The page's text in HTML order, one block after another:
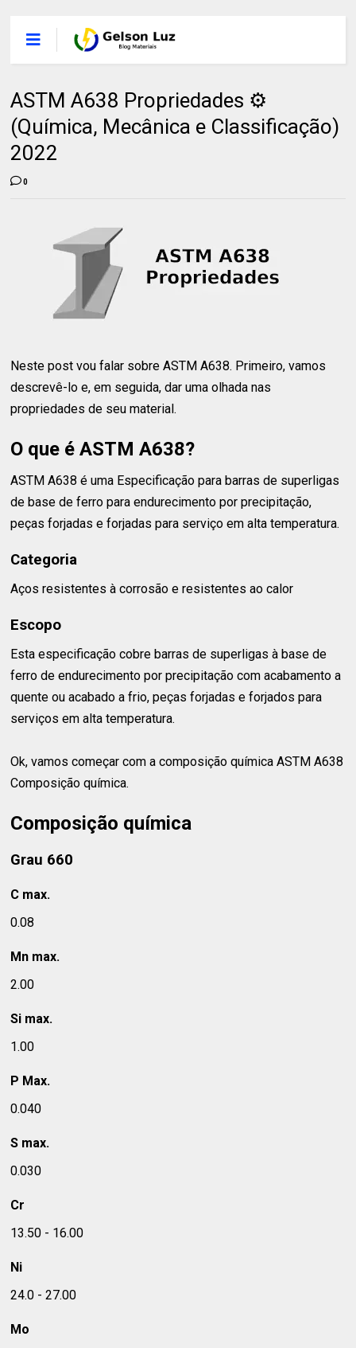
ASTM A638 Propriedades ⚙️
(Química, Mecânica e Classificação)
2022
0
Neste post vou falar sobre ASTM A638. Primeiro, vamos
descrevê-lo e, em seguida, dar uma olhada nas
propriedades de seu material.
O que é ASTM A638?
ASTM A638 é uma Especificação para barras de superligas
de base de ferro para endurecimento por precipitação,
peças forjadas e forjadas para serviço em alta temperatura.
Categoria
Aços resistentes à corrosão e resistentes ao calor
Escopo
Esta especificação cobre barras de superligas à base de
ferro de endurecimento por precipitação com acabamento a
quente ou acabado a frio, peças forjadas e forjados para
serviços em alta temperatura.
Ok, vamos começar com a composição química ASTM A638
Composição química.
Composição química
Grau 660
C max.
0.08
Mn max.
2.00
Si max.
1.00
P Max.
0.040
S max.
0.030
Cr
13.50 - 16.00
Ni
24.0 - 27.00
Mo